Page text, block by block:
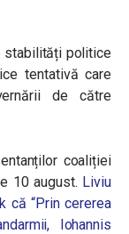
stabilități politice
tentativă care
de către
coaliției
10 august. Liviu
că “Prin cererea
Iohannis